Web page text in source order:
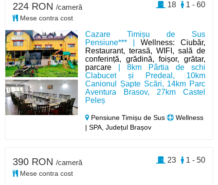
Cazare Timișu de Sus
Pensiune*** |Wellness: Ciubăr,
Restaurant, terasă, WIFI, sală de
conferință, grădină, foișor, grătar,
parcare | 8km Pârtia de schi
Clabucet și Predeal, 10km
Canionul Șapte Scări, 14km Parc
Aventura Brasov, 27km Castel
Peleș
Pensiune Timișu de Sus
Wellness
| SPA, Județul Brașov
224 RON /cameră
Mese contra cost
1 - 60
18
390 RON /cameră
Mese contra cost
1 - 50
23